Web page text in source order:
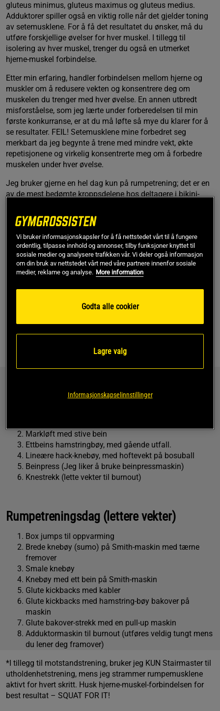
gluteus minimus, gluteus maximus og gluteus medius.
Adduktorer spiller også en viktig rolle når det gjelder toning
av setemusklene. For å få det resultatet du ønsker, må du
utføre forskjellige øvelser for hver muskel. I tillegg til
isolering av hver muskel, trenger du også en utmerket
hjerne-muskel forbindelse.
Etter min erfaring, handler forbindelsen mellom hjerne og
muskler om å redusere vekten og konsentrere deg om
muskelen du trenger med hver øvelse. En annen utbredt
misforståelse, som jeg lærte under forberedelsen til min
første konkurranse, er at du må løfte så mye du klarer for å
se resultater. FEIL! Setemusklene mine forbedret seg
merkbart da jeg begynte å trene med mindre vekt, økte
repetisjonene og virkelig konsentrerte meg om å forbedre
muskelen under hver øvelse.
Jeg bruker gjerne en hel dag kun på rumpetrening; det er en
av de mest bedømte kroppsdelene hos deltagere i bikini-
treningsdag på mandager, med sammensatte øvelser for
beina. På torsdager, da beina mine har slappet av et par
dager, gjør jeg mer isolerte øvelser for setemuskulaturen.
(Dette er en morsom treningsdag der du kan være veldig
kreativ med øvelsene!)
Gakic
nytt nivå? Gakic er en eksklusiv ingrediens hos MuscleTech
som er blitt studert og utarbeidet for å jobbe direkte med
muskelfibrene. Det forbedrer tretthetsmotstanden på
at utøveren kan løfte mer vekt med flere repetisjoner!
Her er et eksempel på hvordan mine treningsdager med
Beintreningsdag (tung)
Markløft med stive bein
Ettbeins hamstringbøy, med gående utfall.
Lineære hack-knebøy, med hoftevekt på bosuball
Beinpress (Jeg liker å bruke beinpressmaskin)
Knestrekk (lette vekter til burnout)
Rumpetreningsdag (lettere vekter)
Box jumps til oppvarming
Brede knebøy (sumo) på Smith-maskin med tærne
fremover
Smale knebøy
Knebøy med ett bein på Smith-maskin
Glute kickbacks med kabler
Glute kickbacks med hamstring-bøy bakover på
maskin
Glute bakover-strekk med en pull-up maskin
Adduktormaskin til burnout (utføres veldig tungt mens
du lener deg framover)
*I tillegg til motstandstrening, bruker jeg KUN Stairmaster til
utholdenhetstrening, mens jeg strammer rumpemusklene
aktivt for hvert skritt. Husk hjerne-muskel-forbindelsen for
best resultat – SQUAT FOR IT!
Vi bruker informasjonskapsler for å få nettstedet vårt til å fungere
ordentlig, tilpasse innhold og annonser, tilby funksjoner knyttet til
sosiale medier og analysere trafikken vår. Vi deler også informasjon
om din bruk av nettstedet vårt med våre partnere innenfor sosiale
medier, reklame og analyse. More information
Godta alle cookier
Lagre valg
Informasjonskapselinnstillinger